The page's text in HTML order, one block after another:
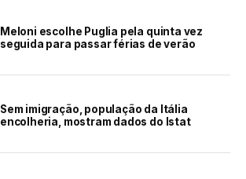
Meloni escolhe Puglia pela quinta vez
seguida para passar férias de verão
Sem imigração, população da Itália
encolheria, mostram dados do Istat